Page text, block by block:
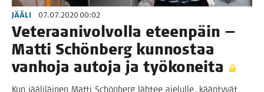
JÄÄLI 07.07.2020 00:02
Vete­raa­ni­vol­vol­la eteen­päin —
Mat­ti Schön­berg kun­nos­taa
van­ho­ja auto­ja ja työkoneita
Kun jää­li­läi­nen Mat­ti Schön­berg läh­tee aje­lul­le, kään­ty­vät